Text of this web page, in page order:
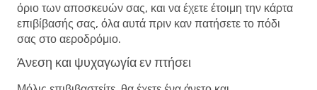
όριο των αποσκευών σας, και να έχετε έτοιμη την κάρτα
επιβίβασής σας, όλα αυτά πριν καν πατήσετε το πόδι
σας στο αεροδρόμιο.
Άνεση και ψυχαγωγία εν πτήσει